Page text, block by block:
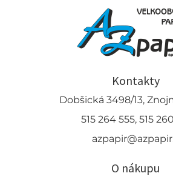
Kontakty
Dobšická 3498/13,
515 264 555, 515
O nákupu